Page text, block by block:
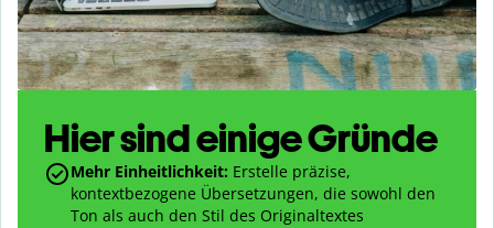
Hier sind einige Gründe
Mehr Einheitlichkeit: Erstelle präzise,
kontextbezogene Übersetzungen, die sowohl den
Ton als auch den Stil des Originaltextes